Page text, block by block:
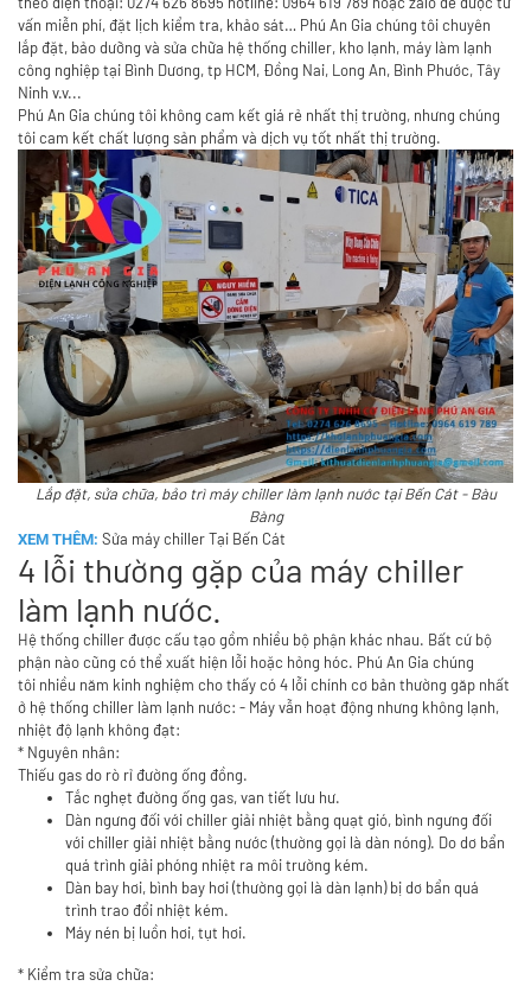
vấn miễn phí, đặt lịch kiểm tra, khảo sát… Phú An Gia chúng tôi chuyên
lắp đặt, bảo dưỡng và sửa chữa hệ thống chiller, kho lạnh, máy làm lạnh
công nghiệp tại Bình Dương, tp HCM, Đồng Nai, Long An, Bình Phước, Tây
Ninh v.v...
Phú An Gia chúng tôi không cam kết giá rẻ nhất thị trường, nhưng chúng
tôi cam kết chất lượng sản phẩm và dịch vụ tốt nhất thị trường.
Lắp đặt, sửa chữa, bảo trì máy chiller làm lạnh nước tại Bến Cát - Bàu
Bàng
XEM THÊM: Sửa máy chiller Tại Bến Cát
4 lỗi thường gặp của máy chiller
làm lạnh nước.
Hệ thống chiller được cấu tạo gồm nhiều bộ phận khác nhau. Bất cứ bộ
phận nào cũng có thể xuất hiện lỗi hoặc hỏng hóc. Phú An Gia chúng
tôi nhiều năm kinh nghiệm cho thấy có 4 lỗi chính cơ bản thường găp nhất
ở hệ thống chiller làm lạnh nước: - Máy vẫn hoạt động nhưng không lạnh,
nhiệt độ lạnh không đạt:
* Nguyên nhân:
Thiếu gas do rò rỉ đường ống đồng.
Tắc nghẹt đường ống gas, van tiết lưu hư.
Dàn ngưng đối với chiller giải nhiệt bằng quạt gió, bình ngưng đối
với chiller giải nhiệt bằng nước (thường gọi là dàn nóng). Do dơ bẩn
quá trình giải phóng nhiệt ra môi trường kém.
Dàn bay hơi, bình bay hơi (thường gọi là dàn lạnh) bị dơ bẩn quá
trình trao đổi nhiệt kém.
Máy nén bị luồn hơi, tụt hơi.
* Kiểm tra sửa chữa: